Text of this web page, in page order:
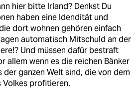
hier bitte Irland? Denkst Du
haben eine Idendität und
dort wohnen gehören einfach
automatisch Mitschuld an der
Und müssen dafür bestraft
allem wenn es die reichen Bänker
der ganzen Welt sind, die von dem
Volkes profitieren.